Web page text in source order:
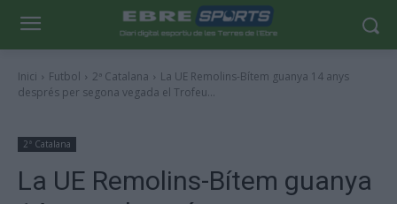
Inici Futbol 2ª Catalana
La UE Remolins-Bítem guanya 14 anys
després per segona vegada el Trofeu...
2ª Catalana
La UE Remolins-Bítem guanya